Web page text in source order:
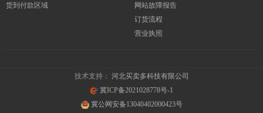
货到付款区域
网站故障报告
订货流程
营业执照
技术支持： 河北买卖多科技有限公司
冀ICP备2021028778号-1
冀公网安备13040402000423号